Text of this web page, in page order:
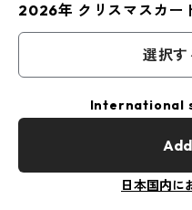
2026年 クリスマスカー
選択す
International
日本国内に